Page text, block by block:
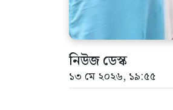
নিউজ ডেস্ক
১৩ মে ২০২৬, ১৯:৫৫